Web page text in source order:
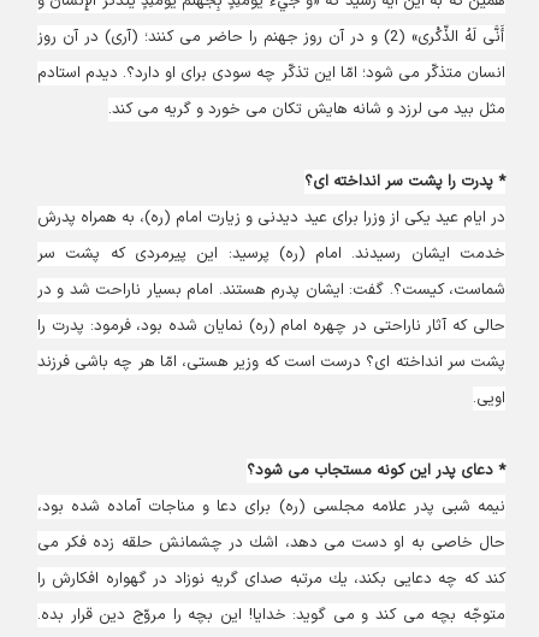
أَنَّى لَهُ الذِّكْرى»‏ (2) و در آن روز جهنم را حاضر مى ‏كنند؛ (آرى) در آن روز
انسان متذكّر مى ‏شود؛ امّا اين تذكّر چه سودى براى او دارد؟. ديدم استادم
مثل بيد مى ‏لرزد و شانه ‏هايش تكان مى ‏خورد و گريه مى ‏كند.
* پدرت را پشت سر انداخته ای؟
در ايام عيد يكى از وزرا براى عيد ديدنى و زيارت امام (ره)، به همراه پدرش
خدمت ايشان رسيدند. امام (ره) پرسيد: اين پيرمردى كه پشت سر
شماست، كيست؟. گفت: ايشان پدرم هستند. امام بسيار ناراحت شد و در
حالى كه آثار ناراحتى در چهره امام (ره) نمايان شده بود، فرمود: پدرت را
پشت سر انداخته ‏اى؟ درست است كه وزير هستى، امّا هر چه باشى فرزند
اويى.
* دعاى پدر این کونه مستجاب می شود؟
نيمه شبى پدر علامه مجلسى (ره) براى دعا و مناجات آماده شده بود،
حال خاصى به او دست مى‏ دهد، اشك در چشمانش حلقه زده فكر مى
‏كند كه چه دعايى بكند، يك مرتبه صداى گريه نوزاد در گهواره افكارش را
متوجّه بچه مى‏ كند و مى‏ گويد: خدايا! اين بچه را مروّج دين قرار بده.